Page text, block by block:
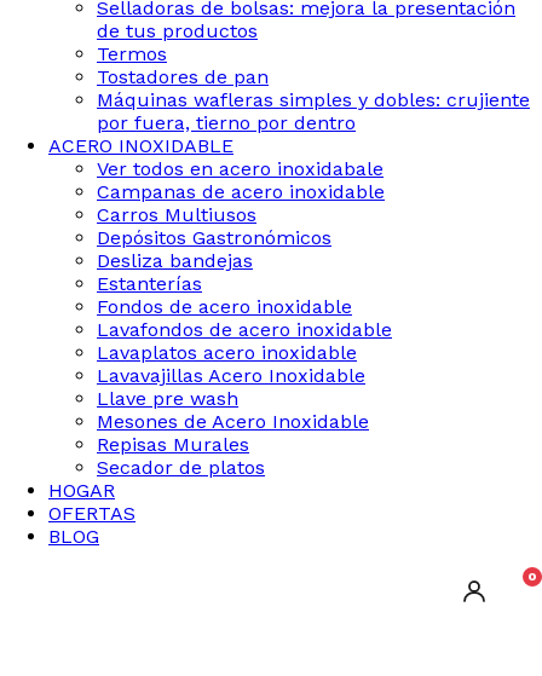
Selladoras de bolsas: mejora la presentación
de tus productos
Termos
Tostadores de pan
Máquinas wafleras simples y dobles: crujiente
por fuera, tierno por dentro
ACERO INOXIDABLE
Ver todos en acero inoxidabale
Campanas de acero inoxidable
Carros Multiusos
Depósitos Gastronómicos
Desliza bandejas
Estanterías
Fondos de acero inoxidable
Lavafondos de acero inoxidable
Lavaplatos acero inoxidable
Lavavajillas Acero Inoxidable
Llave pre wash
Mesones de Acero Inoxidable
Repisas Murales
Secador de platos
HOGAR
OFERTAS
BLOG
0